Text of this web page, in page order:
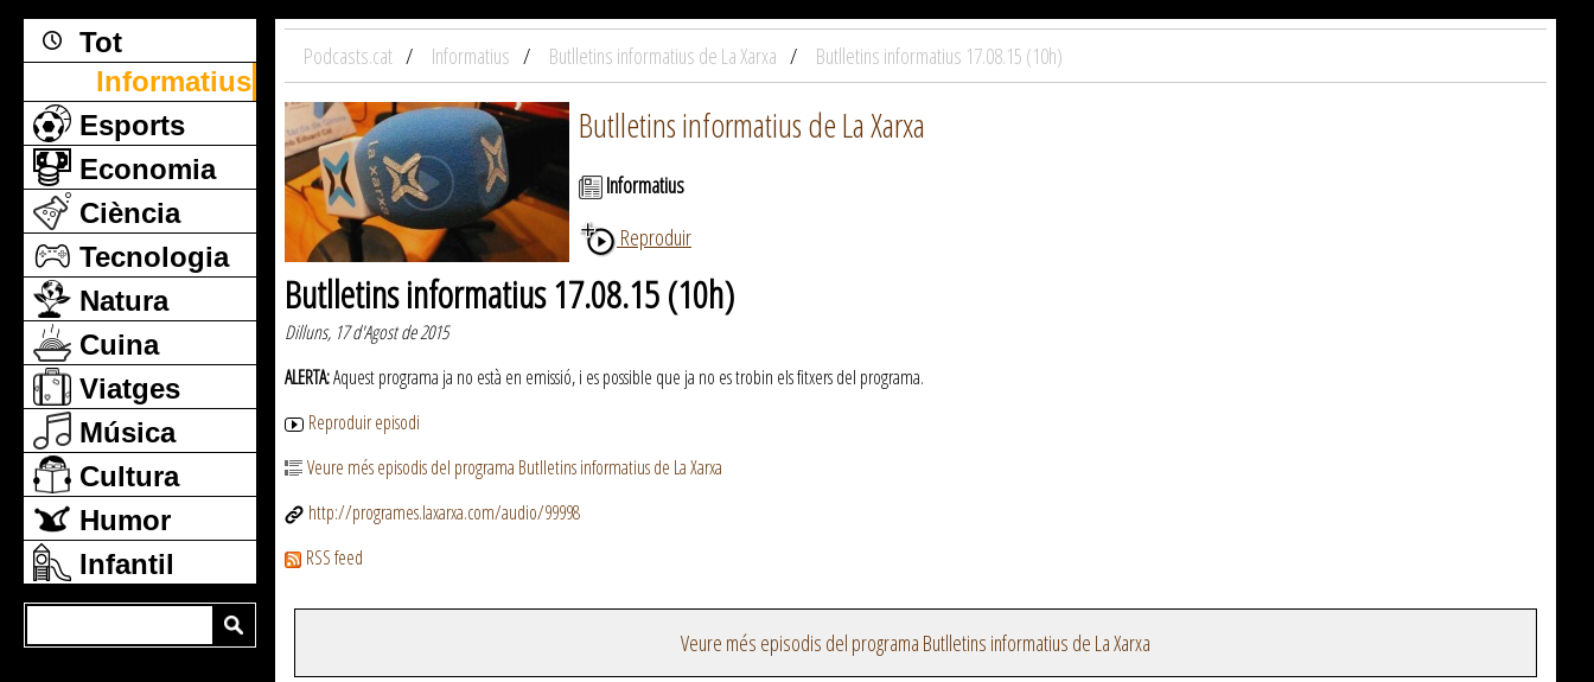
Tot
Informatius
Esports
Economia
Ciència
Tecnologia
Natura
Cuina
Viatges
Música
Cultura
Humor
Infantil
Podcasts.cat Informatius Butlletins informatius de La Xarxa Butlletins informatius 17.08.15 (10h)
Butlletins informatius de La Xarxa
Informatius
Reproduir
Butlletins informatius 17.08.15 (10h)
Dilluns, 17 d'Agost de 2015
ALERTA:Aquest programa ja no està en emissió, i es possible que ja no es trobin els fitxers del programa.
Reproduir episodi
Veure més episodis del programa Butlletins informatius de La Xarxa
http://programes.laxarxa.com/audio/99998
RSS feed
Veure més episodis del programa Butlletins informatius de La Xarxa